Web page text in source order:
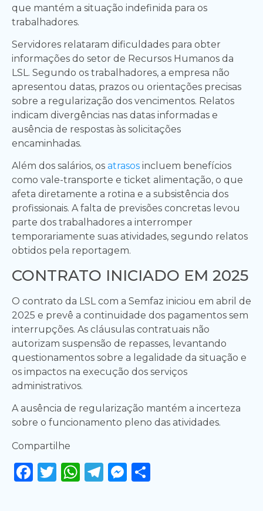
que mantém a situação indefinida para os
trabalhadores.
Servidores relataram dificuldades para obter
informações do setor de Recursos Humanos da
LSL. Segundo os trabalhadores, a empresa não
apresentou datas, prazos ou orientações precisas
sobre a regularização dos vencimentos. Relatos
indicam divergências nas datas informadas e
ausência de respostas às solicitações
encaminhadas.
Além dos salários, os atrasos incluem benefícios
como vale-transporte e ticket alimentação, o que
afeta diretamente a rotina e a subsistência dos
profissionais. A falta de previsões concretas levou
parte dos trabalhadores a interromper
temporariamente suas atividades, segundo relatos
obtidos pela reportagem.
CONTRATO INICIADO EM 2025
O contrato da LSL com a Semfaz iniciou em abril de
2025 e prevê a continuidade dos pagamentos sem
interrupções. As cláusulas contratuais não
autorizam suspensão de repasses, levantando
questionamentos sobre a legalidade da situação e
os impactos na execução dos serviços
administrativos.
A ausência de regularização mantém a incerteza
sobre o funcionamento pleno das atividades.
Compartilhe
Facebook
Twitter
WhatsApp
Telegram
Messenger